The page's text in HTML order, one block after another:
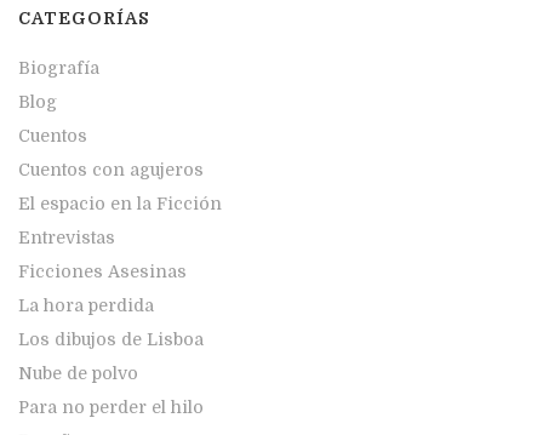
CATEGORÍAS
Biografía
Blog
Cuentos
Cuentos con agujeros
El espacio en la Ficción
Entrevistas
Ficciones Asesinas
La hora perdida
Los dibujos de Lisboa
Nube de polvo
Para no perder el hilo